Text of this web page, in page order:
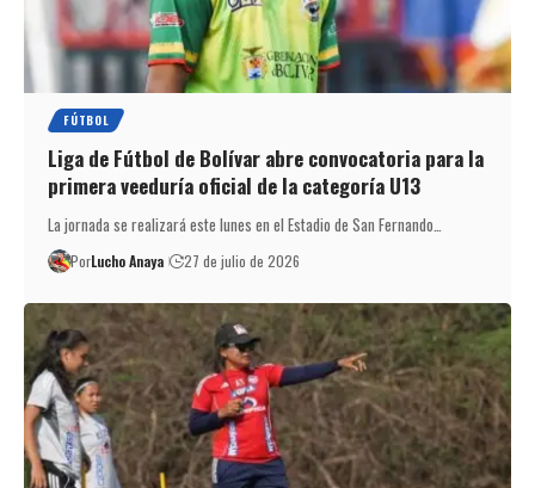
FÚTBOL
Liga de Fútbol de Bolívar abre convocatoria para la
primera veeduría oficial de la categoría U13
La jornada se realizará este lunes en el Estadio de San Fernando…
PorLucho Anaya 27 de julio de 2026